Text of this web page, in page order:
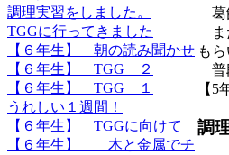
調理実習をしました。
TGGに行ってきました
【６年生】 朝の読み聞かせ
【６年生】 TGG ２
【６年生】 TGG １
うれしい１週間！
【６年生】 TGGに向けて
【６年生】 木と金属でチ
葛
ま
も
普
【5
調